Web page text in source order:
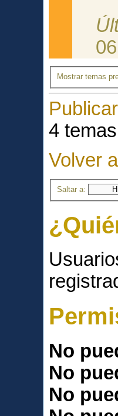
Mostrar temas
4
Volver
Saltar a:
No
No
No